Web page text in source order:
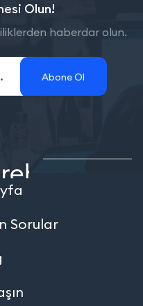
Olun!
haberdar olun.
Abone Ol
Sorular